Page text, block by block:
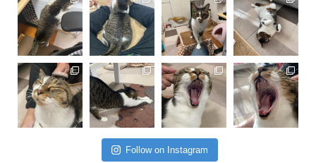
Follow on Instagram